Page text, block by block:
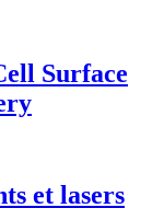
Surface
et lasers